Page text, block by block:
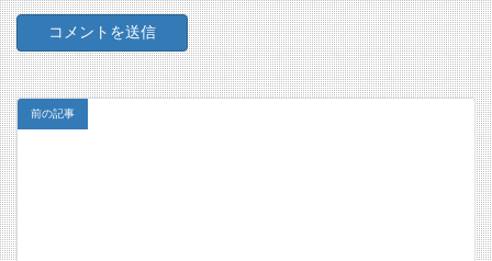
前の記事